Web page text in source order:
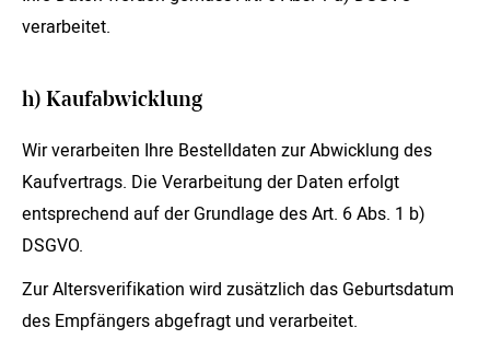
verarbeitet.
h) Kaufabwicklung
Wir verarbeiten Ihre Bestelldaten zur Abwicklung des
Kaufvertrags. Die Verarbeitung der Daten erfolgt
entsprechend auf der Grundlage des Art. 6 Abs. 1 b)
DSGVO.
Zur Altersverifikation wird zusätzlich das Geburtsdatum
des Empfängers abgefragt und verarbeitet.